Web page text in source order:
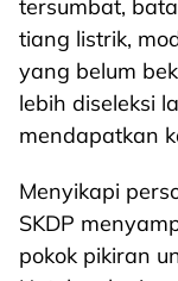
tersumbat,
tiang listrik,
yang belum
lebih diseleksi
mendapatkan
Menyikapi
SKDP
pokok pikiran